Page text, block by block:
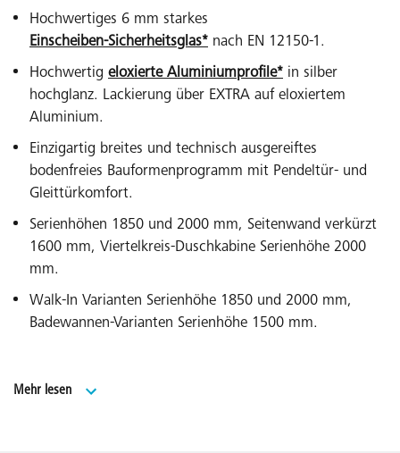
Hochwertiges 6 mm starkes
Einscheiben-Sicherheitsglas* nach EN 12150-1.
Hochwertig eloxierte Aluminiumprofile* in silber
hochglanz. Lackierung über EXTRA auf eloxiertem
Aluminium.
Einzigartig breites und technisch ausgereiftes
bodenfreies Bauformenprogramm mit Pendeltür- und
Gleittürkomfort.
Serienhöhen 1850 und 2000 mm, Seitenwand verkürzt
1600 mm, Viertelkreis-Duschkabine Serienhöhe 2000
mm.
Walk-In Varianten Serienhöhe 1850 und 2000 mm,
Badewannen-Varianten Serienhöhe 1500 mm.
Umfangreiches Sondermaßprogramm und
Mehr lesen